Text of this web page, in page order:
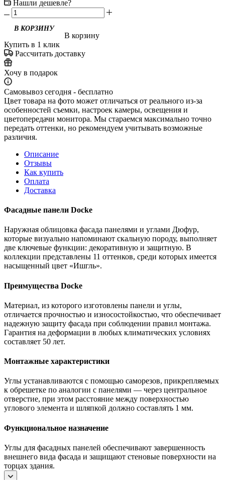
Нашли дешевле?
В корзину
Купить в 1 клик
Рассчитать доставку
Хочу в подарок
Самовывоз сегодня - бесплатно
Цвет товара на фото может отличаться от реального из-за
особенностей съемки, настроек камеры, освещения и
цветопередачи монитора. Мы стараемся максимально точно
передать оттенки, но рекомендуем учитывать возможные
различия.
Описание
Отзывы
Как купить
Оплата
Доставка
Фасадные панели Docke
Наружная облицовка фасада панелями и углами Дюфур,
которые визуально напоминают скальную породу, выполняет
две ключевые функции: декоративную и защитную. В
коллекции представлены 11 оттенков, среди которых имеется
насыщенный цвет «Ишгль».
Преимущества Docke
Материал, из которого изготовлены панели и углы,
отличается прочностью и износостойкостью, что обеспечивает
надежную защиту фасада при соблюдении правил монтажа.
Гарантия на деформации в любых климатических условиях
составляет 50 лет.
Монтажные характеристики
Углы устанавливаются с помощью саморезов, прикрепляемых
к обрешетке по аналогии с панелями — через центральное
отверстие, при этом расстояние между поверхностью
углового элемента и шляпкой должно составлять 1 мм.
Функциональное назначение
Углы для фасадных панелей обеспечивают завершенность
внешнего вида фасада и защищают стеновые поверхности на
торцах здания.